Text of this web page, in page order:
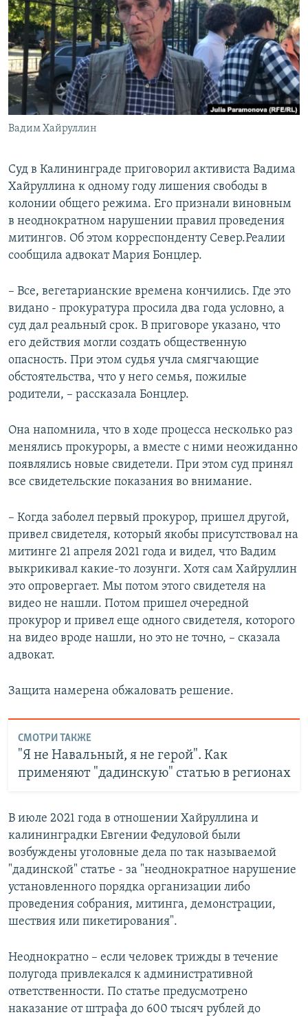
РАСПИСАНИЕ ВЕЩАНИЯ
ПОДПИШИТЕСЬ НА РАССЫЛКУ
СОЦИАЛЬНЫЕ СЕТИ
Все сайты РСЕ/РС
Вадим Хайруллин
Суд в Калининграде приговорил активиста Вадима
Хайруллина к одному году лишения свободы в
колонии общего режима. Его признали виновным
в неоднократном нарушении правил проведения
митингов. Об этом корреспонденту Север.Реалии
сообщила адвокат Мария Бонцлер.
– Все, вегетарианские времена кончились. Где это
видано - прокуратура просила два года условно, а
суд дал реальный срок. В приговоре указано, что
его действия могли создать общественную
опасность. При этом судья учла смягчающие
обстоятельства, что у него семья, пожилые
родители, – рассказала Бонцлер.
Она напомнила, что в ходе процесса несколько раз
менялись прокуроры, а вместе с ними неожиданно
появлялись новые свидетели. При этом суд принял
все свидетельские показания во внимание.
– Когда заболел первый прокурор, пришел другой,
привел свидетеля, который якобы присутствовал на
митинге 21 апреля 2021 года и видел, что Вадим
выкрикивал какие-то лозунги. Хотя сам Хайруллин
это опровергает. Мы потом этого свидетеля на
видео не нашли. Потом пришел очередной
прокурор и привел еще одного свидетеля, которого
на видео вроде нашли, но это не точно, – сказала
адвокат.
Защита намерена обжаловать решение.
СМОТРИ ТАКЖЕ
"Я не Навальный, я не герой". Как
применяют "дадинскую" статью в регионах
В июле 2021 года в отношении Хайруллина и
калининградки Евгении Федуловой были
возбуждены уголовные дела по так называемой
"дадинской" статье - за "неоднократное нарушение
установленного порядка организации либо
проведения собрания, митинга, демонстрации,
шествия или пикетирования".
Неоднократно – если человек трижды в течение
полугода привлекался к административной
ответственности. По статье предусмотрено
наказание от штрафа до 600 тысяч рублей до